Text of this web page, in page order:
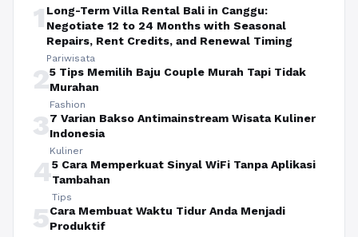
1 Long-Term Villa Rental Bali in Canggu:
Negotiate 12 to 24 Months with Seasonal
Repairs, Rent Credits, and Renewal Timing
Pariwisata
25 Tips Memilih Baju Couple Murah Tapi Tidak
Murahan
Fashion
37 Varian Bakso Antimainstream Wisata Kuliner
Indonesia
Kuliner
45 Cara Memperkuat Sinyal WiFi Tanpa Aplikasi
Tambahan
Tips
5Cara Membuat Waktu Tidur Anda Menjadi
Produktif